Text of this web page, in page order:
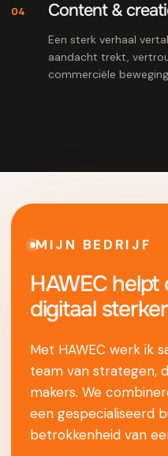
04 Content &
Een sterk verhaal
aandacht trekt,
commerciële
MIJN BEDRIJF
HAWEC helpt
digitaal
Met HAWEC werk ik
team van strategen,
makers. We
een gespecialiseerd
betrokkenheid van